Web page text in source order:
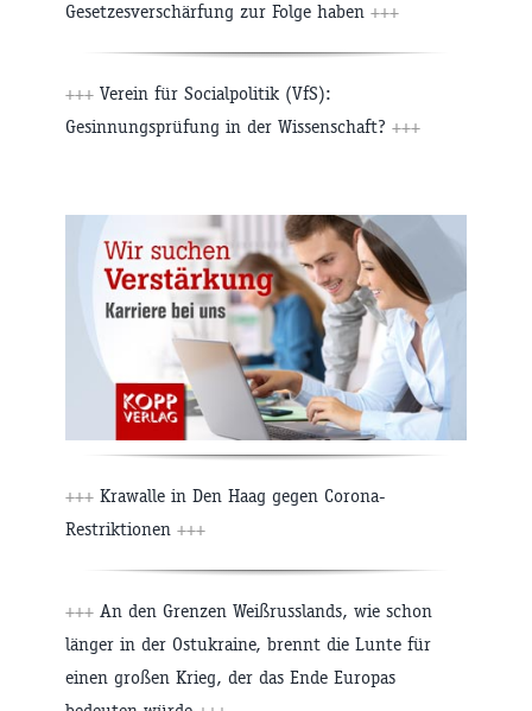
Gesetzes­verschärfung zur Folge haben +++
+++ Verein für Socialpolitik (VfS):
Gesinnungsprüfung in der Wissenschaft? +++
+++ Krawalle in Den Haag gegen Corona-
Restriktionen +++
+++ An den Grenzen Weißrusslands, wie schon
länger in der Ostukraine, brennt die Lunte für
einen großen Krieg, der das Ende Europas